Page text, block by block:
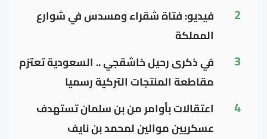
2
فيديو: فتاة شقراء ومسدس في شوارع
المملكة
3
في ذكرى رحيل خاشقجي .. السعودية تعتزم
مقاطعة المنتجات التركية رسميا
4
اعتقالات بأوامر من بن سلمان تستهدف
عسكريين موالين لمحمد بن نايف